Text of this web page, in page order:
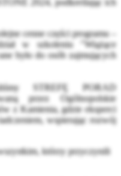
cenne części programu –
w szkoleniu "Wiążące
było do osób zajmujących
STREFĘ PORAD
przez Ogólnopolskie
z Kamienia, gdzie eksperci
wspierając rozwój
którzy przyczynili